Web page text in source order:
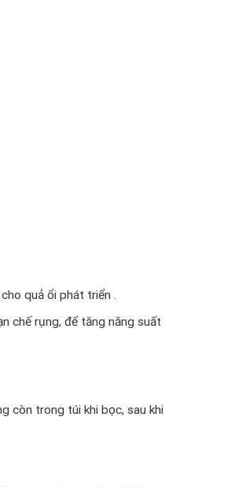
quả ổi phát triển .
chế rụng, để tăng năng suất
còn trong túi khi bọc, sau khi